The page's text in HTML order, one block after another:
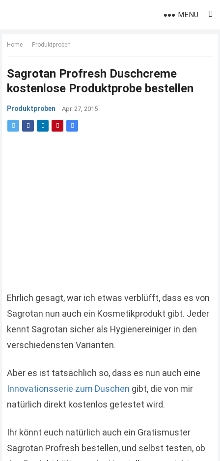
MENU
Home Produktproben
Sagrotan Profresh Duschcreme
kostenlose Produktprobe bestellen
Produktproben Apr. 27, 2015
Ehrlich gesagt, war ich etwas verblüfft, dass es von
Sagrotan nun auch ein Kosmetikprodukt gibt. Jeder
kennt Sagrotan sicher als Hygienereiniger in den
verschiedensten Varianten.
Aber es ist tatsächlich so, dass es nun auch eine
Innovationsserie zum Duschengibt, die von mir
natürlich direkt kostenlos getestet wird.
Ihr könnt euch natürlich auch ein Gratismuster
Sagrotan Profresh bestellen, und selbst testen, ob